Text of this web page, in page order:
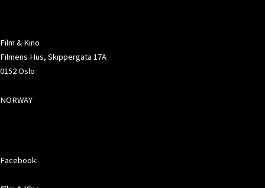
Film & Kino
Filmens Hus, Skippergata 17A
0152 Oslo
NORWAY
Facebook: